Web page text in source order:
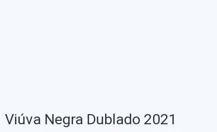
Viúva Negra Dublado 2021